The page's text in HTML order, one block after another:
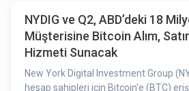
NYDIG ve Q2, ABD’deki 18
Müşterisine Bitcoin Alım,
Hizmeti Sunacak
New York Digital Investment Group
hesap sahipleri için Bitcoin'e (BTC)